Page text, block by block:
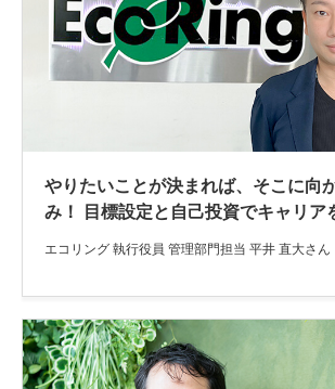
やりたいことが決まれば、そこに向
み！ 目標設定と自己投資でキャリア
エコリング 執行役員 管理部門担当 平井 直大さん